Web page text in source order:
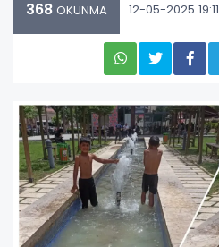
368 OKUNMA 12-05-2025 19:11